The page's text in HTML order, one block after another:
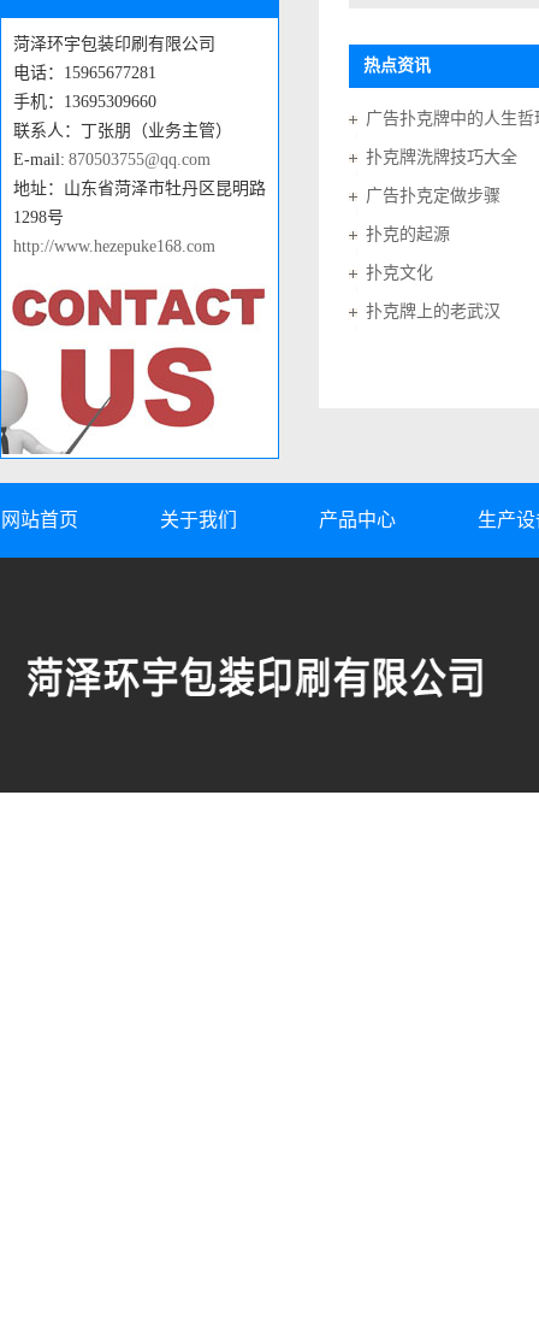
菏泽环宇包装印刷有限公司
电话：15965677281
手机：13695309660
联系人：丁张朋（业务主管）
E-mail: 870503755@qq.com
地址：山东省菏泽市牡丹区昆明路
1298号
http://www.hezepuke168.com
热点资讯
广告扑克牌中的人生哲
扑克牌洗牌技巧大全
广告扑克定做步骤
扑克的起源
扑克文化
扑克牌上的老武汉
网站首页 关于我们 产品中心 生产